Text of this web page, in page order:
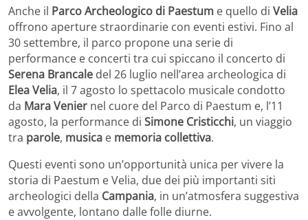
Anche il Parco Archeologico di Paestum e quello di Velia
offrono aperture straordinarie con eventi estivi. Fino al
30 settembre, il parco propone una serie di
performance e concerti tra cui spiccano il concerto di
Serena Brancale del 26 luglio nell’area archeologica di
Elea Velia, il 7 agosto lo spettacolo musicale condotto
da Mara Venier nel cuore del Parco di Paestum e, l’11
agosto, la performance di Simone Cristicchi, un viaggio
tra parole, musica e memoria collettiva.
Questi eventi sono un’opportunità unica per vivere la
storia di Paestum e Velia, due dei più importanti siti
archeologici della Campania, in un’atmosfera suggestiva
e avvolgente, lontano dalle folle diurne.